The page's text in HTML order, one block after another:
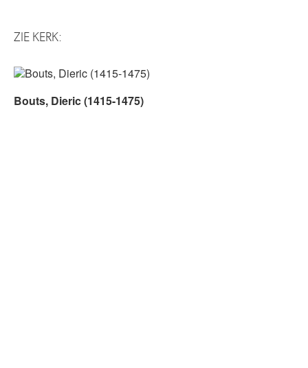
ZIE KERK:
Bouts, Dieric (1415-1475)